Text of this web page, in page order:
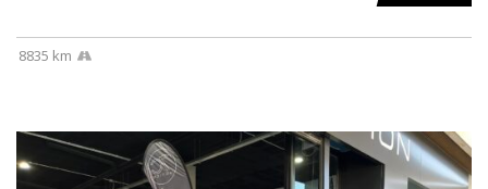
8835 km